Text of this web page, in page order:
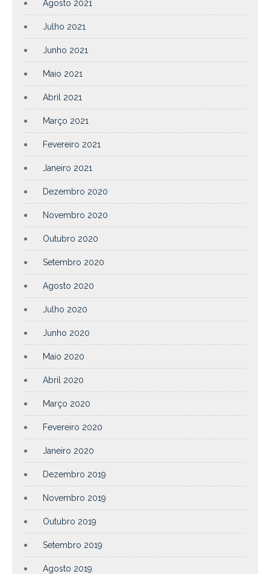
Agosto 2021
Julho 2021
Junho 2021
Maio 2021
Abril 2021
Março 2021
Fevereiro 2021
Janeiro 2021
Dezembro 2020
Novembro 2020
Outubro 2020
Setembro 2020
Agosto 2020
Julho 2020
Junho 2020
Maio 2020
Abril 2020
Março 2020
Fevereiro 2020
Janeiro 2020
Dezembro 2019
Novembro 2019
Outubro 2019
Setembro 2019
Agosto 2019